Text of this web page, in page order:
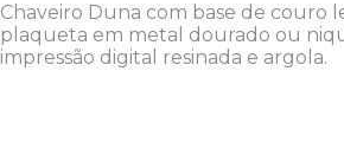
Chaveiro Duna com base de couro
plaqueta em metal dourado ou
impressão digital resinada e argola.